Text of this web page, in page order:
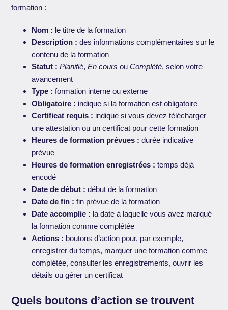
formation :
Nom : le titre de la formation
Description : des informations complémentaires sur le
contenu de la formation
Statut : Planifié,En cours ouComplété, selon votre
avancement
Type : formation interne ou externe
Obligatoire : indique si la formation est obligatoire
Certificat requis : indique si vous devez télécharger
une attestation ou un certificat pour cette formation
Heures de formation prévues : durée indicative
prévue
Heures de formation enregistrées : temps déjà
encodé
Date de début : début de la formation
Date de fin : fin prévue de la formation
Date accomplie : la date à laquelle vous avez marqué
la formation comme complétée
Actions : boutons d’action pour, par exemple,
enregistrer du temps, marquer une formation comme
complétée, consulter les enregistrements, ouvrir les
détails ou gérer un certificat
Quels boutons d’action se trouvent